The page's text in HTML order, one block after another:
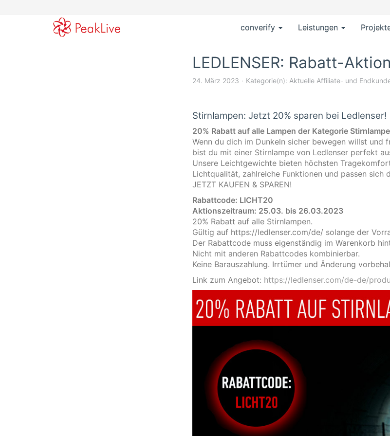
converify Leistungen
LEDLENSER: Rabatt-Aktion
24. März 2023 Kategorie(n): Aktuelle Affiliate- und
Stirnlampen: Jetzt 20% sparen bei Ledlenser!
20% Rabatt auf alle Lampen der Kategorie
Wenn du dich im Dunkeln sicher bewegen willst und
bist du mit einer Stirnlampe von Ledlenser perfekt
Unsere Leichtgewichte bieten höchsten
Lichtqualität, zahlreiche Funktionen und passen sich
JETZT KAUFEN & SPAREN!
Rabattcode: LICHT20
Aktionszeitraum: 25.03. bis 26.03.2023
20% Rabatt auf alle Stirnlampen.
Gültig auf https://ledlenser.com/de/ solange der
Der Rabattcode muss eigenständig im Warenkorb
Nicht mit anderen Rabattcodes kombinierbar.
Keine Barauszahlung. Irrtümer und Änderung
Link zum Angebot: https://ledlenser.com/de-de/